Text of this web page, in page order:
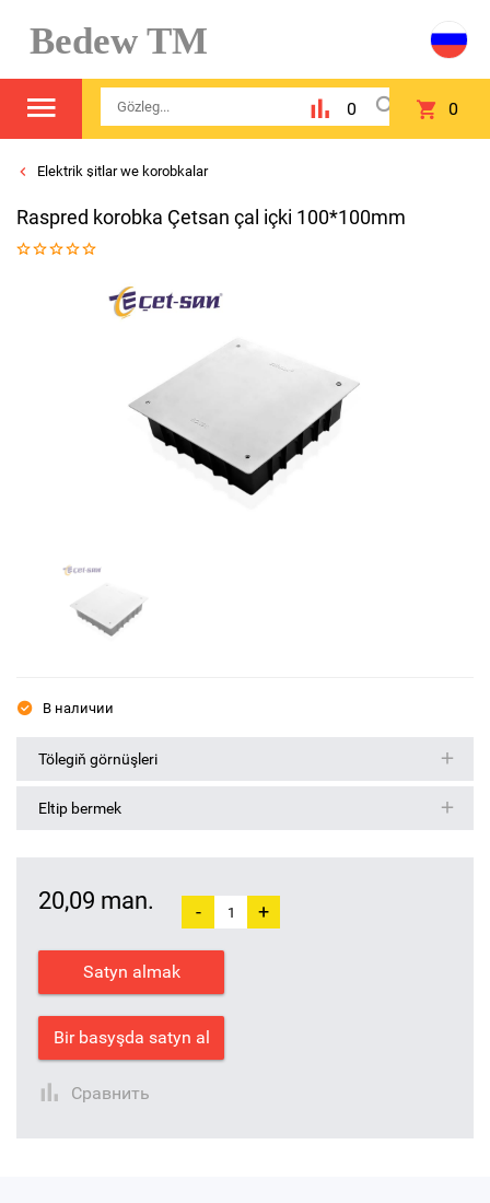
Bedew TM
0 0
Elektrik şitlar we korobkalar
Raspred kоrobka Çetsan çal içki 100*100mm
В наличии
Tölegiň görnüşleri
Eltip bermek
20,09 man. - +
Satyn almak
Bir basyşda satyn al
Сравнить